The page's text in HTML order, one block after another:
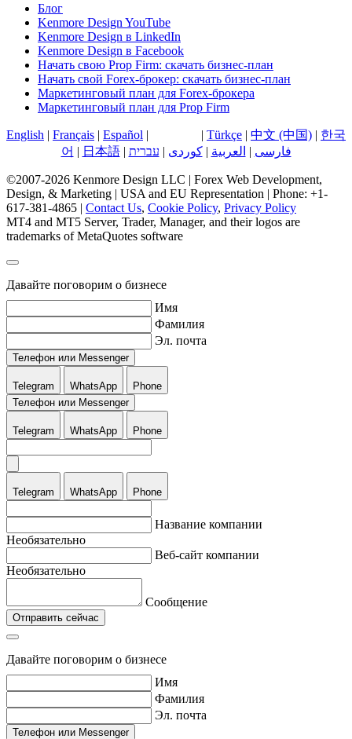
Блог
Kenmore Design YouTube
Kenmore Design в LinkedIn
Kenmore Design в Facebook
Начать свою Prop Firm: скачать бизнес-план
Начать свой Forex-брокер: скачать бизнес-план
Маркетинговый план для Forex-брокера
Маркетинговый план для Prop Firm
English | Français | Español | | Türkçe | 中文 (中国) | 한국
어 | 日本語| עברית | کوردی| العربية | فارسی
©2007-2026 Kenmore Design LLC | Forex Web Development,
Design, & Marketing | USA and EU Representation | Phone: +1-
617-381-4865 | Contact Us, Cookie Policy, Privacy Policy
MT4 and MT5 Server, Trader, Manager, and their logos are
trademarks of MetaQuotes software
Давайте поговорим о бизнесе
Имя
Фамилия
Эл. почта
Телефон или Messenger
Telegram WhatsApp
Phone
Телефон или Messenger
Telegram WhatsApp Phone
Telegram WhatsApp Phone
Название компании
Необязательно
Веб-сайт компании
Необязательно
Сообщение
Отправить сейчас
Давайте поговорим о бизнесе
Имя
Фамилия
Эл. почта
Телефон или Messenger